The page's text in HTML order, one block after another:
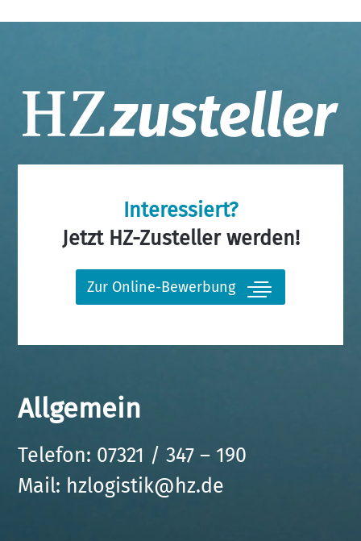
Interessiert?
Jetzt HZ-Zusteller werden!
Zur Online-Bewerbung
Allgemein
Telefon: 07321 / 347 – 190
Mail: hzlogistik@hz.de